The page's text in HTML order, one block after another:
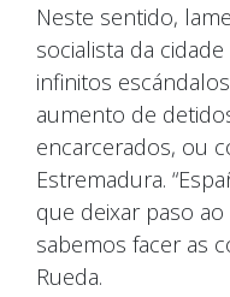
Neste sentido,
socialista da
infinitos
aumento de
encarcerados, ou
Estremadura.
que deixar paso
sabemos facer as
Rueda.